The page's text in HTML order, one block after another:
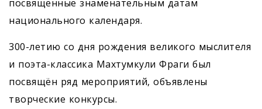
посвящённые знаменательным датам
национального календаря.
300-летию со дня рождения великого мыслителя
и поэта-классика Махтумкули Фраги был
посвящён ряд мероприятий, объявлены
творческие конкурсы.